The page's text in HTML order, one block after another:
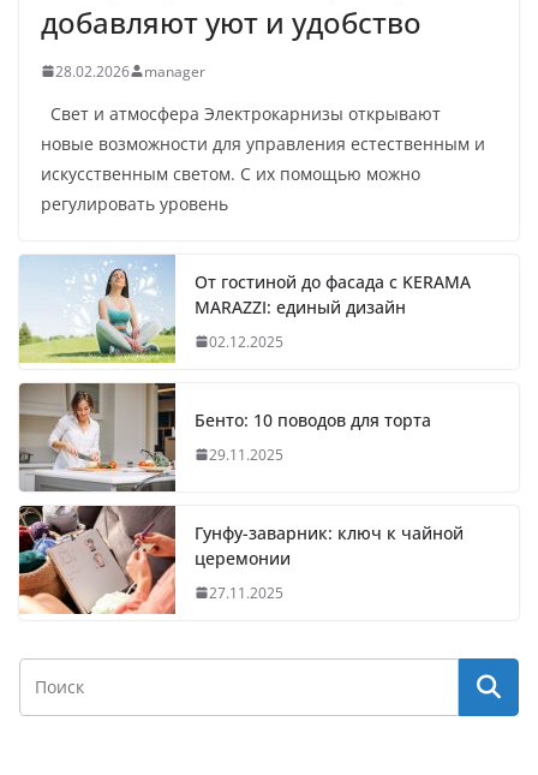
добавляют уют и удобство
28.02.2026 manager
Свет и атмосфера Электрокарнизы открывают
новые возможности для управления естественным и
искусственным светом. С их помощью можно
регулировать уровень
От гостиной до фасада с KERAMA
MARAZZI: единый дизайн
02.12.2025
Бенто: 10 поводов для торта
29.11.2025
Гунфу-заварник: ключ к чайной
церемонии
27.11.2025